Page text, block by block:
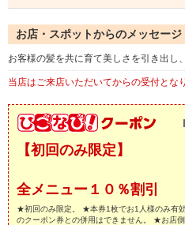
お店・スポットからのメッセージ
お客様の髪を共に育て美しさを引き出し
当店はご来店いただいてからの受付とな
【初回のみ限定】
全メニュー１０％割引
★初回のみ限定。 ★本券1枚でお1人様のみ有
のクーポン券との併用はできません。 ★お店